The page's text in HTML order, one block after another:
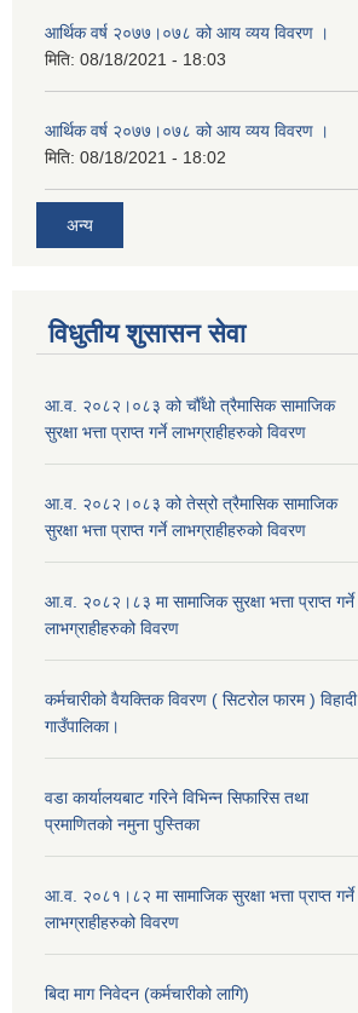
आर्थिक वर्ष २०७७।०७८ को आय व्यय विवरण ।
मिति: 08/18/2021 - 18:03
आर्थिक वर्ष २०७७।०७८ को आय व्यय विवरण ।
मिति: 08/18/2021 - 18:02
अन्य
विधुतीय शुसासन सेवा
आ.व. २०८२।०८३ को चौँथो त्रैमासिक सामाजिक
सुरक्षा भत्ता प्राप्त गर्ने लाभग्राहीहरुको विवरण
आ.व. २०८२।०८३ को तेस्रो त्रैमासिक सामाजिक
सुरक्षा भत्ता प्राप्त गर्ने लाभग्राहीहरुको विवरण
आ.व. २०८२।८३ मा सामाजिक सुरक्षा भत्ता प्राप्त गर्ने
लाभग्राहीहरुको विवरण
कर्मचारीको वैयक्तिक विवरण ( सिटरोल फारम ) विहादी
गाउँपालिका।
वडा कार्यालयबाट गरिने विभिन्न सिफारिस तथा
प्रमाणितको नमुना पुस्तिका
आ.व. २०८१।८२ मा सामाजिक सुरक्षा भत्ता प्राप्त गर्ने
लाभग्राहीहरुको विवरण
बिदा माग निवेदन (कर्मचारीको लागि)